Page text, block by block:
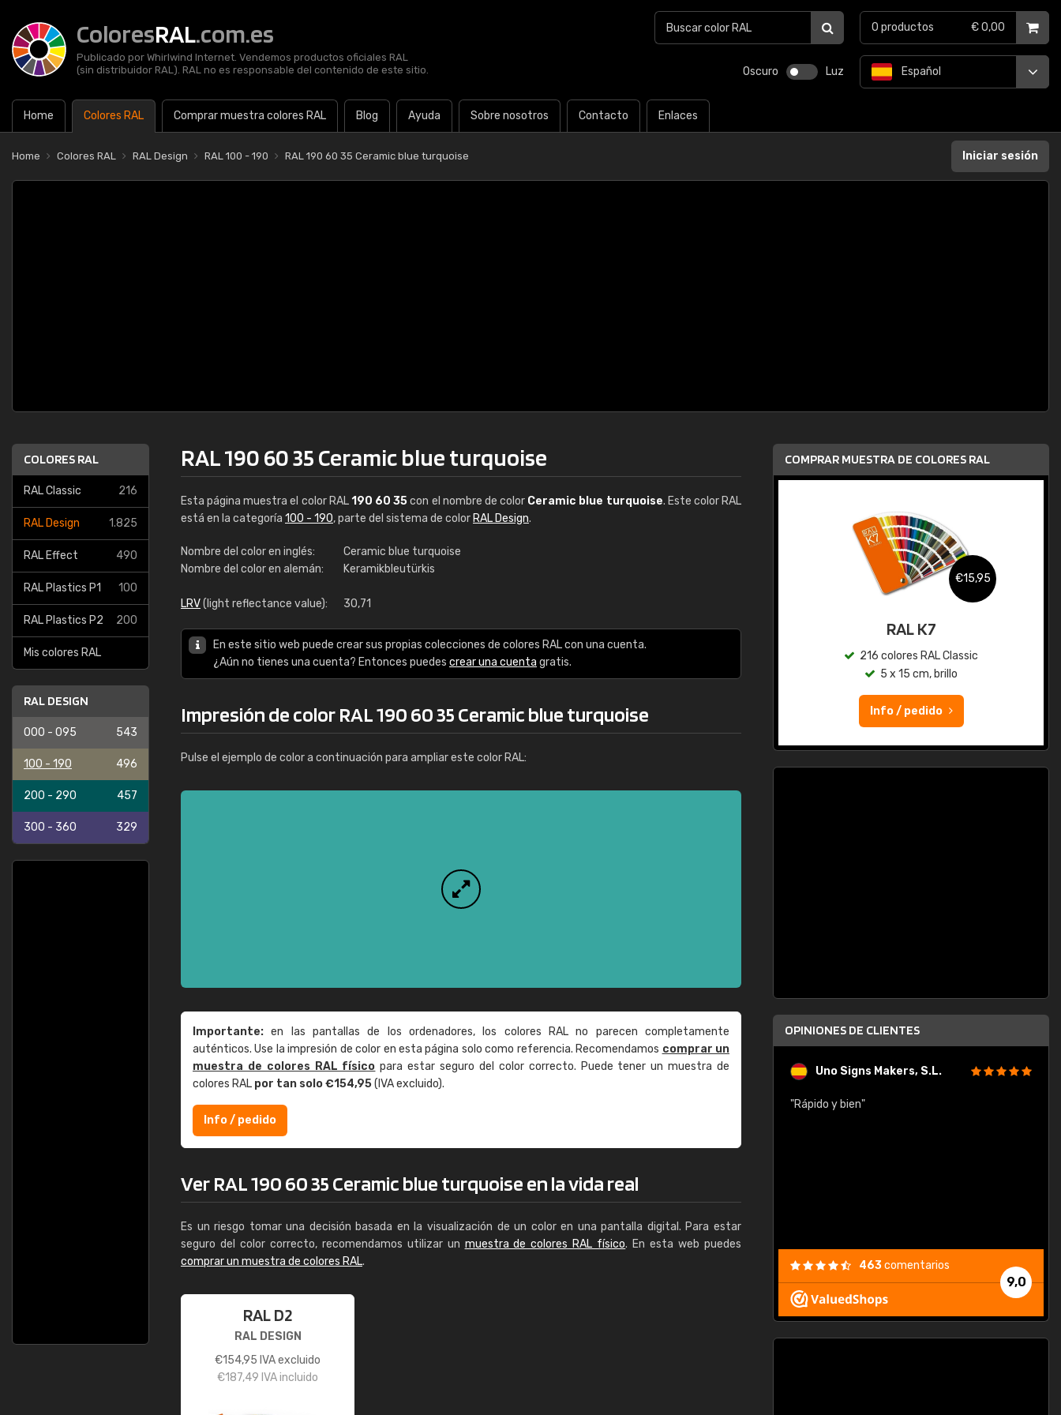
ColoresRAL.com.es
Publicado por Whirlwind Internet. Vendemos productos oficiales RAL
(sin distribuidor RAL). RAL no es responsable del contenido de este sitio.
Oscuro Luz
Home Colores RAL Comprar muestra colores RAL Blog Ayuda Sobre nosotros Contacto Enlaces
Español
0 productos € 0,00
Home Colores RAL RAL Design RAL 100 - 190 RAL 190 60 35 Ceramic blue turquoise Iniciar sesión
COLORES RAL
RAL Classic 216
RAL Design 1.825
RAL Effect 490
RAL Plastics P1 100
RAL Plastics P2 200
Mis colores RAL
RAL DESIGN
000 - 095 543
100 - 190 496
200 - 290 457
300 - 360 329
RAL 190 60 35 Ceramic blue turquoise
Esta página muestra el color RAL190 60 35con el nombre de color Ceramic blue turquoise. Este color RAL
está en la categoría 100 - 190, parte del sistema de color RAL Design.
Nombre del color en inglés:
Ceramic blue turquoise
Nombre del color en alemán:
Keramikbleutürkis
LRV(light reflectance value): 30,71
En este sitio web puede crear sus propias colecciones de colores RAL con una cuenta.
¿Aún no tienes una cuenta? Entonces puedes crear una cuenta gratis.
Impresión de color RAL 190 60 35 Ceramic blue turquoise
Pulse el ejemplo de color a continuación para ampliar este color RAL:
Importante: en las pantallas de los ordenadores, los colores RAL no parecen completamente
auténticos. Use la impresión de color en esta página solo como referencia. Recomendamos comprar un
muestra de colores RAL físico para estar seguro del color correcto. Puede tener un muestra de
colores RAL por tan solo €154,95(IVA excluido).
Info / pedido
Ver RAL 190 60 35 Ceramic blue turquoise en la vida real
Es un riesgo tomar una decisión basada en la visualización de un color en una pantalla digital. Para estar
seguro del color correcto, recomendamos utilizar un muestra de colores RAL físico. En esta web puedes
comprar un muestra de colores RAL.
RAL D2
RAL DESIGN
€154,95 IVA excluido
€187,49 IVA incluido
COMPRAR MUESTRA DE COLORES RAL
RAL K7 a base de agua
Info / pedido
€15,95
RAL K7
216 colores RAL Classic
5 x 15 cm, brillo
Info / pedido
OPINIONES DE CLIENTES
Enrique Uno Signs Makers, S.L.
"Rápido y bien"
9,0
463comentarios